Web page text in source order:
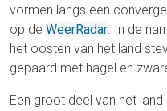
vormen langs een
op de WeerRadar. In de
het oosten van het land
gepaard met hagel en
Een groot deel van het